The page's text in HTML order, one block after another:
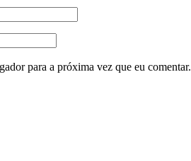
para a próxima vez que eu comentar.